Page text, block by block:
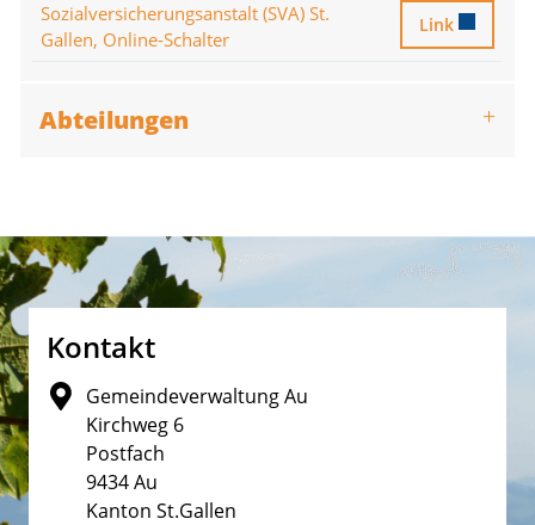
Sozialversicherungsanstalt (SVA) St.
Gallen, Online-Schalter
Link
Abteilungen
Fusszeile
Kontakt
Gemeindeverwaltung Au
Kirchweg 6
Postfach
9434 Au
Kanton St.Gallen